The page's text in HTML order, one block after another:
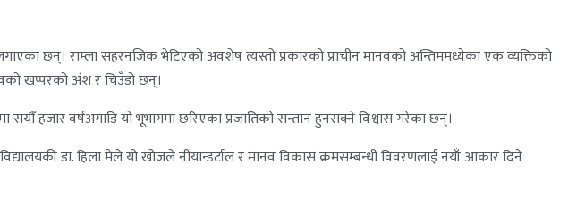
छन्। राम्ला सहरनजिक भेटिएको अवशेष त्यस्तो प्रकारको प्राचीन मानवको अन्तिममध्येका एक व्यक्तिको
खप्परको अंश र चिउँडो छन्।
हजार वर्षअगाडि यो भूभागमा छरिएका प्रजातिको सन्तान हुनसक्ने विश्वास गरेका छन्।
डा. हिला मेले यो खोजले नीयान्डर्टाल र मानव विकास क्रमसम्बन्धी विवरणलाई नयाँ आकार दिने